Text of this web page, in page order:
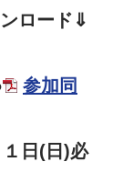
ロード⇓
参加同
１日(日)必